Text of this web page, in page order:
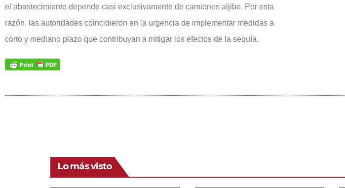
el abastecimiento depende casi exclusivamente de camiones aljibe. Por esta
razón, las autoridades coincidieron en la urgencia de implementar medidas a
corto y mediano plazo que contribuyan a mitigar los efectos de la sequía.
Lo más visto